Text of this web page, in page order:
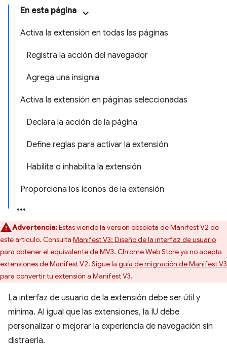
En esta página
Activa la extensión en todas las páginas
Registra la acción del navegador
Agrega una insignia
Activa la extensión en páginas seleccionadas
Declara la acción de la página
Define reglas para activar la extensión
Habilita o inhabilita la extensión
Proporciona los íconos de la extensión
Advertencia:Estás viendo la versión obsoleta de Manifest V2 de
este artículo. Consulta Manifest V3: Diseño de la interfaz de usuario
para obtener el equivalente de MV3. Chrome Web Store ya no acepta
extensiones de Manifest V2. Sigue la guía de migración de Manifest V3
para convertir tu extensión a Manifest V3.
La interfaz de usuario de la extensión debe ser útil y
mínima. Al igual que las extensiones, la IU debe
personalizar o mejorar la experiencia de navegación sin
distraerla.